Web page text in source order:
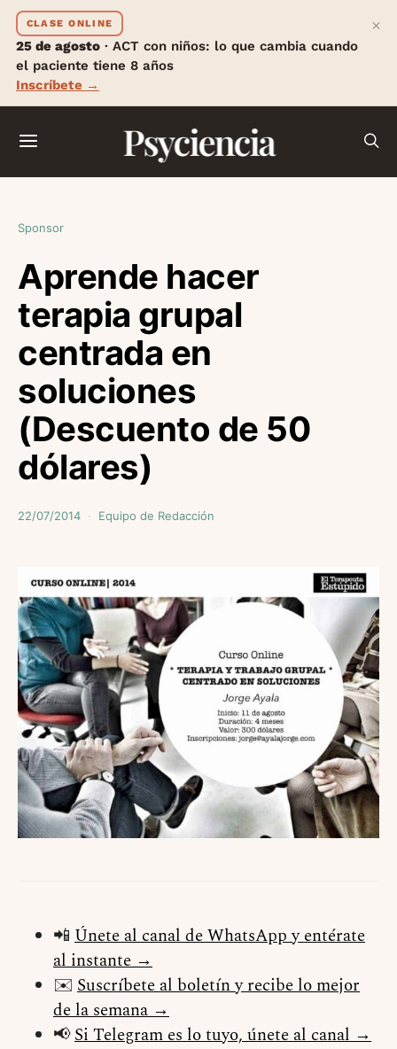
CLASE ONLINE
25 de agosto · ACT con niños: lo que cambia cuando
el paciente tiene 8 años
Inscríbete →
×
Psyciencia
Sponsor
Aprende hacer
terapia grupal
centrada en
soluciones
(Descuento de 50
dólares)
22/07/2014 Equipo de Redacción
📲 Únete al canal de WhatsApp y entérate
al instante →
✉️ Suscríbete al boletín y recibe lo mejor
de la semana →
📢Si Telegram es lo tuyo, únete al canal →